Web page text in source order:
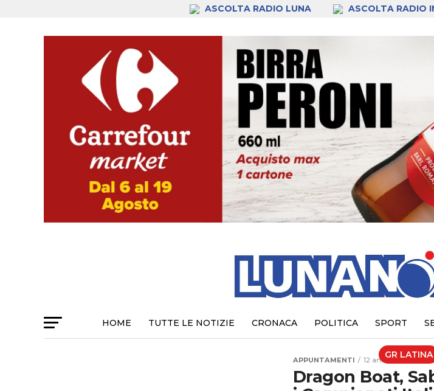
ASCOLTA RADIO LUNA ASCOLTA RADIO
HOME TUTTE LE NOTIZIE CRONACA POLITICA SPORT
GR LATINA
APPUNTAMENTI 12 anni fa
Dragon Boat,